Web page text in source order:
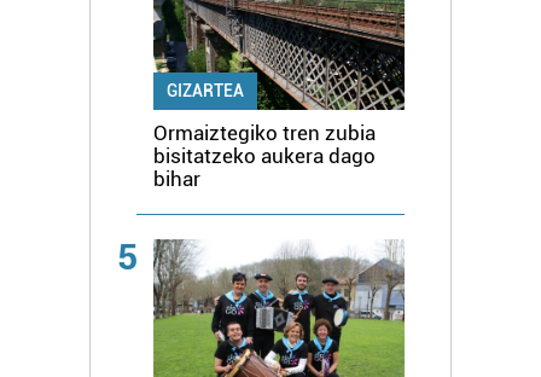
GIZARTEA
Ormaiztegiko tren zubia
bisitatzeko aukera dago
bihar
5